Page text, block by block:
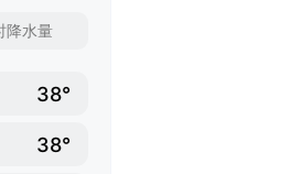
降水量
38°
38°